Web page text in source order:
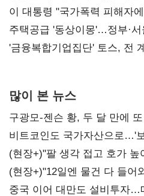
총선 지휘 못해"
이 대통령 "국가폭력 피해자
진실 밝혀야"
주택공급 '동상이몽'…정부·
'금융복합기업집단' 토스, 전
많이 본 뉴스
구광모-젠슨 황, 두 달 만에
비트코인도 국가자산으로…'
숙제
(현장+)"팔 생각 접고 호가
20억 키맞추기
(현장+)"12일엔 물건 다 들
연 홈플러스
중국 이어 대만도 설비투자…